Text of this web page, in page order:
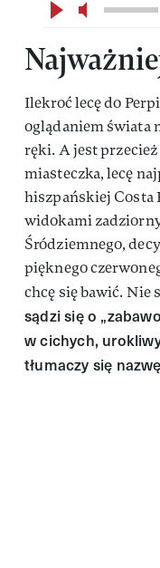
Ilekroć lecę do
oglądaniem świata
ręki. A jest przecież
miasteczka, lecę
hiszpańskiej Costa
widokami
Śródziemnego,
pięknego
chcę się bawić. Nie
sądzi się o
w cichych,
tłumaczy się